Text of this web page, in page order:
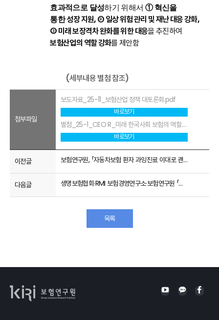
효과적으로 달성하기 위해서 ① 혁신을
통한성장 지원, ② 일상 위험 관리 및 재난 대응 강화,
③ 미래 보장격차 완화를 위한대응을 추진하여
보험산업의 역할 강화를 제안함
(세부내용 별첨 참조)
첨부파일
보도자료_25-11_보험산업 정책 대토론회.pdf
바로보기
별첨_25-1_CEO R_미래 한국사회 보험의 역할.pdf
바로보기
이전글 보험연구원, 「자동차보험 환자 과잉진료 이대로 괜찮은가?」 세미나 개최
다음글 생명보험협회·RMI 보험경영연구소·보험연구원 「초고령사회, 치매와 보험의 역할」 한·일 세미나 개최
목록